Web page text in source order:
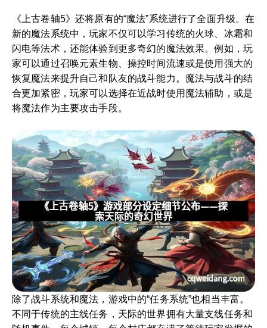
《上古卷轴5》还将原有的“魔法”系统进行了全面升级。在
新的魔法系统中，玩家不仅可以学习传统的火球、冰霜和
闪电等法术，还能体验到更多奇幻的魔法效果。例如，玩
家可以通过召唤元素生物、操控时间流速或是使用强大的
恢复魔法来提升自己和队友的战斗能力。魔法与战斗的结
合更加紧密，玩家可以选择在近战时使用魔法辅助，或是
将魔法作为主要攻击手段。
除了战斗系统和魔法，游戏中的“任务系统”也相当丰富。
不同于传统的主线任务，天际的世界拥有大量支线任务和